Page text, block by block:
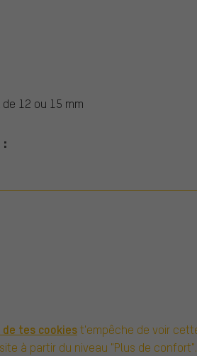
12 ou 15 mm
tes cookiest'empêche de voir
à partir du niveau "Plus de